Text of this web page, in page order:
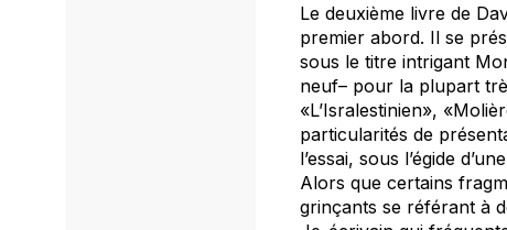
Le deuxième livre de
premier abord. Il se
sous le titre intrigant
neuf– pour la plupart
«L’Isralestinien»,
particularités de
l’essai, sous l’égide
Alors que certains
grinçants se référant à